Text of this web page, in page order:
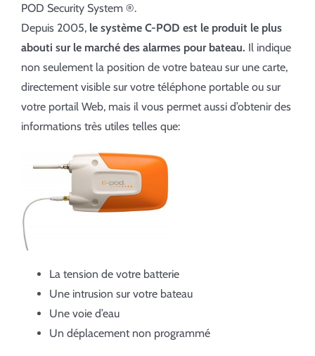
POD Security System ®.
Depuis 2005, le système C-POD est le produit le plus
abouti sur le marché des alarmes pour bateau. Il indique
non seulement la position de votre bateau sur une carte,
directement visible sur votre téléphone portable ou sur
votre portail Web, mais il vous permet aussi d’obtenir des
informations très utiles telles que:
La tension de votre batterie
Une intrusion sur votre bateau
Une voie d’eau
Un déplacement non programmé